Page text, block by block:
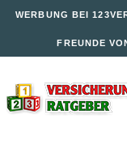
WERBUNG BEI
FREUNDE